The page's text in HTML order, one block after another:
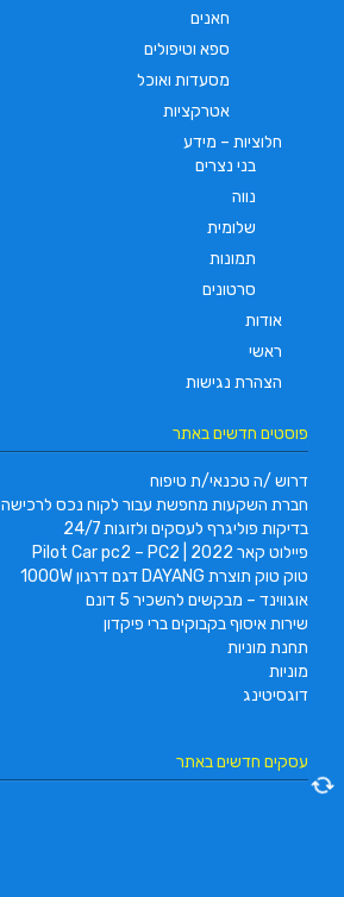
חאנים
ספא וטיפולים
מסעדות ואוכל
אטרקציות
חלוציות – מידע
בני נצרים
נווה
שלומית
תמונות
סרטונים
אודות
ראשי
הצהרת נגישות
פוסטים חדשים באתר
דרוש /ה טכנאי/ת טיפוח
חברת השקעות מחפשת עבור לקוח נכס לרכישה
בדיקות פוליגרף לעסקים ולזוגות 24/7
פיילוט קאר 2022 | Pilot Car pc2 – PC2
טוק טוק תוצרת DAYANG דגם דרגון 1000W
אוגווינד – מבקשים להשכיר 5 דונם
שירות איסוף בקבוקים ברי פיקדון
תחנת מוניות
מוניות
דוגסיטינג
עסקים חדשים באתר